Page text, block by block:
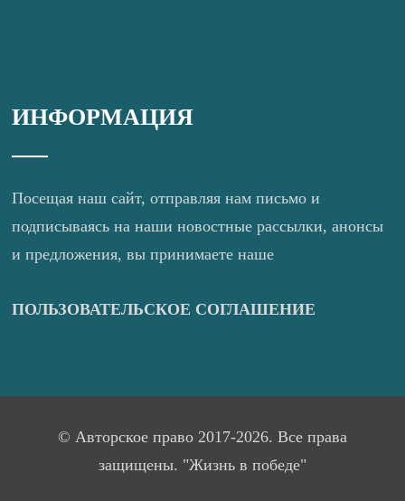
ИНФОРМАЦИЯ
Посещая наш сайт, отправляя нам письмо и
подписываясь на наши новостные рассылки, анонсы
и предложения, вы принимаете наше
ПОЛЬЗОВАТЕЛЬСКОЕ СОГЛАШЕНИЕ
© Авторское право 2017-2026. Все права
защищены. "Жизнь в победе"